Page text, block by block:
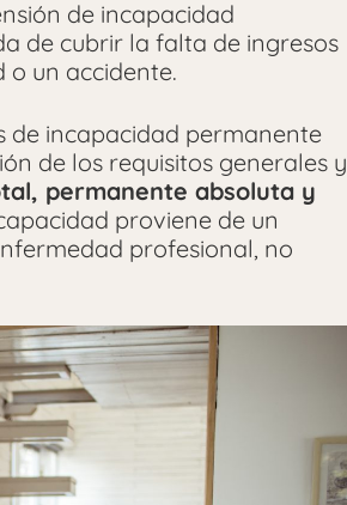
de incapacidad
de cubrir la falta de ingresos
un accidente.
de incapacidad permanente
de los requisitos generales y
permanente absoluta y
proviene de un
profesional, no